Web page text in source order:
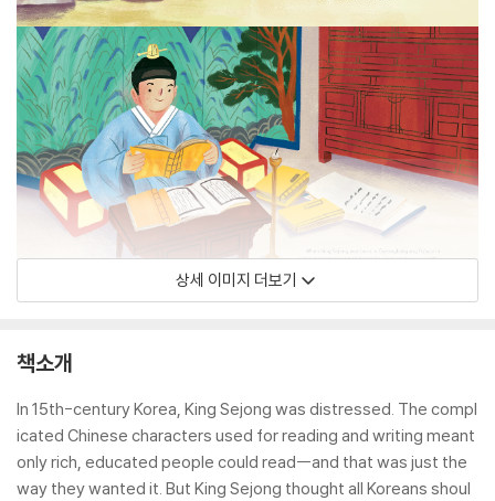
상세 이미지 더보기
책소개
In 15th-century Korea, King Sejong was distressed. The compl
icated Chinese characters used for reading and writing meant
only rich, educated people could read--and that was just the
way they wanted it. But King Sejong thought all Koreans shoul